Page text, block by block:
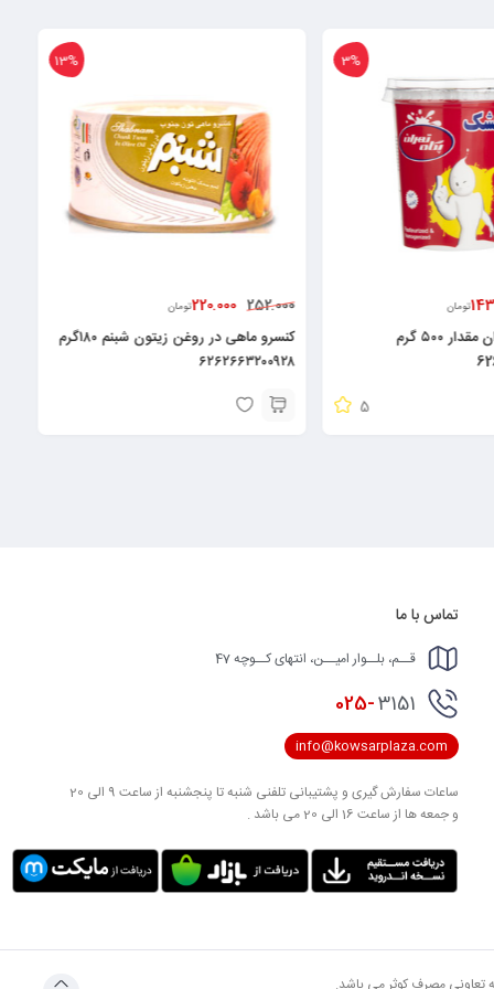
3%
تومان
کشک پگاه تهران مقدار ۵۰۰ گرم
5
13%
252.000
220.000تومان
کنسرو ماهی در روغن زیتون شبنم ۱۸۰گرم
۶۲۶۲۶۶۳۲۰۰۹۲۸
تماس با ما
قــم، بلــوار امیــن، انتهای کــوچه 47
025-3151
info@kowsarplaza.com
ساعات سفارش گیری و پشتیبانی تلفنی شنبه تا پنجشنبه از ساعت 9 الی 20
و جمعه ها از ساعت 16 الی 20 می باشد .
تعاونی مصرف کوثر می باشد.